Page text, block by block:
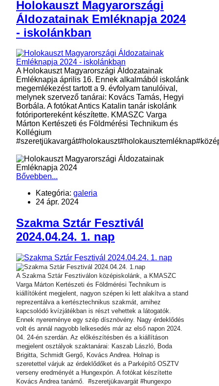
Holokauszt Magyarországi
Áldozatainak Emléknapja 2024
- iskolánkban
A Holokauszt Magyarországi Áldozatainak
Emléknapja április 16. Ennek alkalmából iskolánk
megemlékezést tartott a 9. évfolyam tanulóival,
melynek szervező tanárai: Kovács Tamás, Hegyi
Borbála. A fotókat Antics Katalin tanár iskolánk
fotóriportereként készítette. KMASZC Varga
Márton Kertészeti és Földmérési Technikum és
Kollégium
#szeretjükavargát#holokauszt#holokausztemléknap
Bővebben...
Kategória: galeria
24 ápr. 2024
Szakma Sztár Fesztivál
2024.04.24. 1. nap
A Szakma Sztár Fesztiválon középiskolánk, a KMASZC
Varga Márton Kertészeti és Földmérési Technikum is
kiállítóként megjelent, nagyon szépen ki lett alakítva a stand
reprezentálva a kertésztechnikus szakmát, amihez
kapcsolódó kvízjátékban is részt vehettek a látogatók.
Ennek nyereménye egy szép dísznövény. Nagy érdeklődés
volt és annál nagyobb lelkesedés már az első napon 2024.
04. 24-én szerdán. Az előkészítésben és a kiállításon
megjelent osztályok szaktanárai: Kaszab László, Boda
Brigitta, Schmidt Gergő, Kovács Andrea. Holnap is
szeretettel várjuk az érdeklődőket és a Parképítő OSZTV
verseny eredményét a Hungexpón. A fotókat készítette
Kovács Andrea tanárnő. #szeretjükavargát #hungexpo